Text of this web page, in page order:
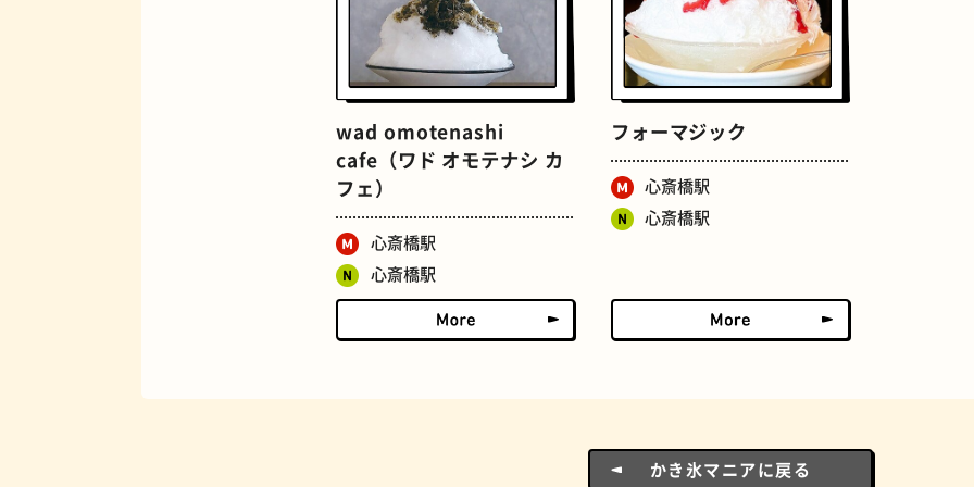
ドーナツ 町焼肉
wad omotenashi
cafe（ワド オモテナシ カ
フェ）
心斎橋駅
心斎橋駅
フォーマジック
心斎橋駅
心斎橋駅
かき氷マニアに戻る